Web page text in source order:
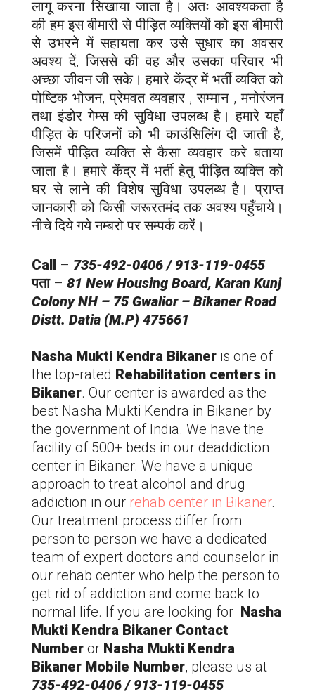
लागू करना सिखाया जाता है। अतः आवश्यकता है
की हम इस बीमारी से पीड़ित व्यक्तियों को इस बीमारी
से उभरने में सहायता कर उसे सुधार का अवसर
अवश्य दें, जिससे की वह और उसका परिवार भी
अच्छा जीवन जी सके। हमारे केंद्र में भर्ती व्यक्ति को
पोष्टिक भोजन, प्रेमवत व्यवहार , सम्मान , मनोरंजन
तथा इंडोर गेम्स की सुविधा उपलब्ध है। हमारे यहाँ
पीड़ित के परिजनों को भी काउंसिलिंग दी जाती है,
जिसमें पीड़ित व्यक्ति से कैसा व्यवहार करे बताया
जाता है। हमारे केंद्र में भर्ती हेतु पीड़ित व्यक्ति को
घर से लाने की विशेष सुविधा उपलब्ध है। प्राप्त
जानकारी को किसी जरूरतमंद तक अवश्य पहुँचाये।
नीचे दिये गये नम्बरो पर सम्पर्क करें।
Call – 735-492-0406 / 913-119-0455
पता– 81 New Housing Board, Karan Kunj
Colony NH – 75 Gwalior – Bikaner Road
Distt. Datia (M.P) 475661
Nasha Mukti Kendra Bikaner is one of
the top-rated Rehabilitation centers in
Bikaner. Our center is awarded as the
best Nasha Mukti Kendra in Bikaner by
the government of India. We have the
facility of 500+ beds in our deaddiction
center in Bikaner. We have a unique
approach to treat alcohol and drug
addiction in our rehab center in Bikaner.
Our treatment process differ from
person to person we have a dedicated
team of expert doctors and counselor in
our rehab center who help the person to
get rid of addiction and come back to
normal life. If you are looking for Nasha
Mukti Kendra Bikaner Contact
Number or Nasha Mukti Kendra
Bikaner Mobile Number, please us at
735-492-0406 / 913-119-0455